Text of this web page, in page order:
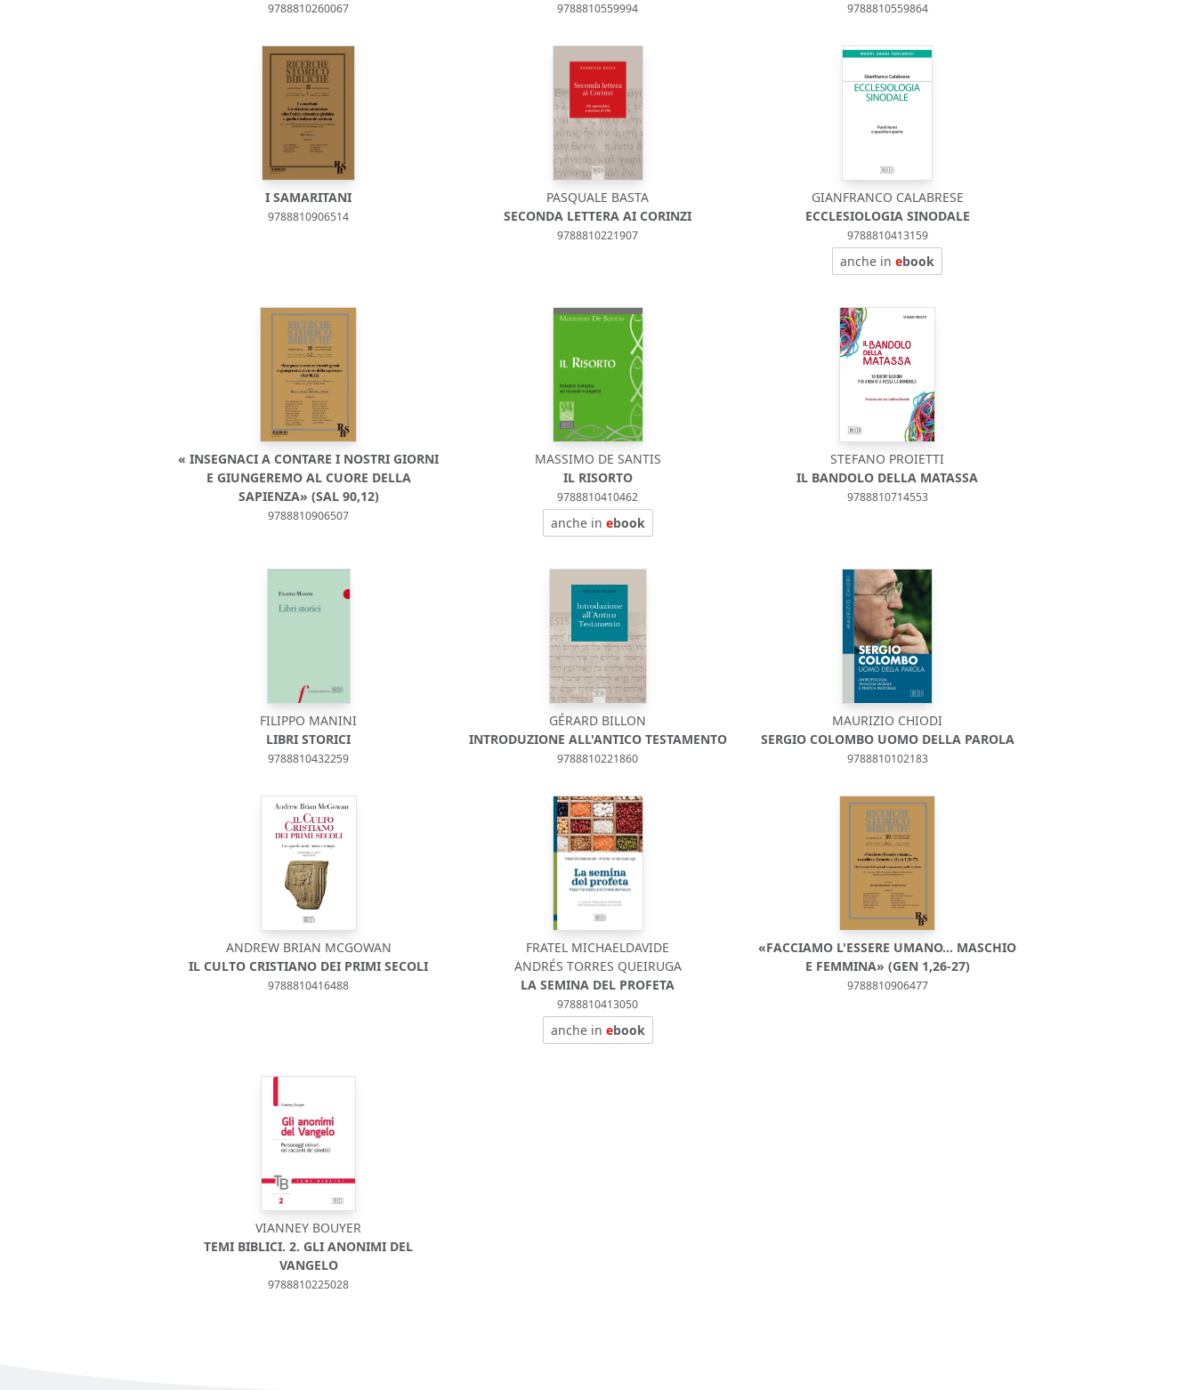
9788810260067 9788810559994 9788810559864
I SAMARITANI
9788810906514
PASQUALE BASTA
SECONDA LETTERA AI CORINZI
9788810221907
GIANFRANCO CALABRESE
ECCLESIOLOGIA SINODALE
9788810413159
anche inebook
« INSEGNACI A CONTARE I NOSTRI GIORNI
E GIUNGEREMO AL CUORE DELLA
SAPIENZA» (SAL 90,12)
9788810906507
MASSIMO DE SANTIS
IL RISORTO
9788810410462
anche in ebook
STEFANO PROIETTI
IL BANDOLO DELLA MATASSA
9788810714553
FILIPPO MANINI
LIBRI STORICI
9788810432259
GÉRARD BILLON
INTRODUZIONE ALL'ANTICO TESTAMENTO
9788810221860
MAURIZIO CHIODI
SERGIO COLOMBO UOMO DELLA PAROLA
9788810102183
ANDREW BRIAN MCGOWAN
IL CULTO CRISTIANO DEI PRIMI SECOLI
9788810416488
FRATEL MICHAELDAVIDE
ANDRÉS TORRES QUEIRUGA
LA SEMINA DEL PROFETA
9788810413050
anche in ebook
«FACCIAMO L'ESSERE UMANO… MASCHIO
E FEMMINA» (GEN 1,26-27)
9788810906477
VIANNEY BOUYER
TEMI BIBLICI. 2. GLI ANONIMI DEL
VANGELO
9788810225028